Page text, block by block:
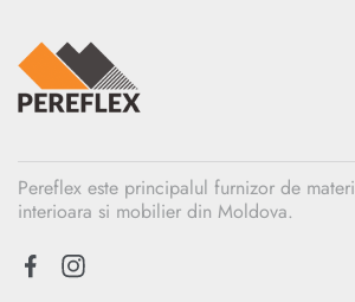
Pereflex este principalul furnizor de
interioara si mobilier din Moldova.